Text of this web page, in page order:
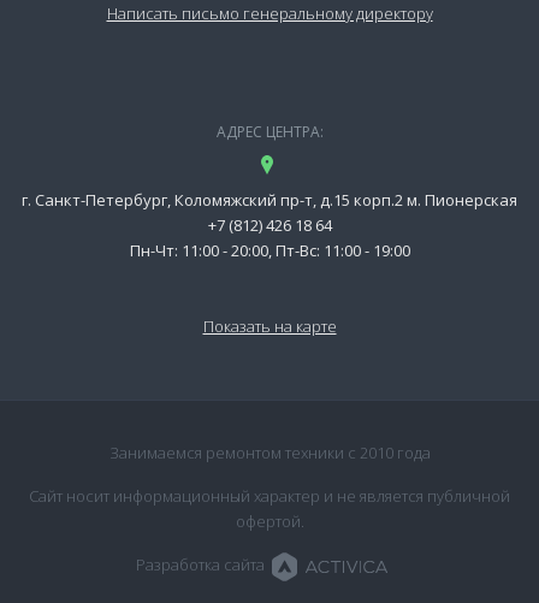
Написать письмо генеральному директору
АДРЕС ЦЕНТРА:
г. Санкт-Петербург, Коломяжский пр-т, д.15 корп.2 м. Пионерская
+7 (812) 426 18 64
Пн-Чт: 11:00 - 20:00, Пт-Вс: 11:00 - 19:00
Показать на карте
Занимаемся ремонтом техники с 2010 года
Сайт носит информационный характер и не является публичной
офертой.
Разработка сайта